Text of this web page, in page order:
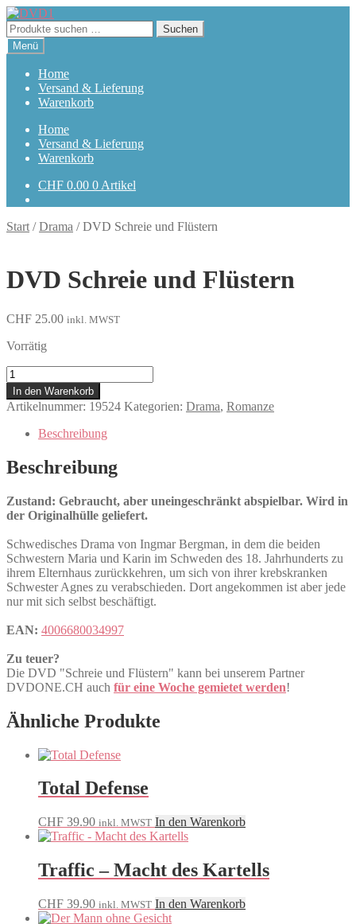
Zur
Navigation
springen
Zum
Inhalt
springen
Suchen
nach:
Suchen
Menü
Home
Versand & Lieferung
Warenkorb
Home
Versand & Lieferung
Warenkorb
CHF 0.00 0 Artikel
Start /Drama /DVD Schreie und Flüstern
DVD Schreie und Flüstern
CHF 25.00 inkl. MWST
Vorrätig
Schreie
und
Flüstern
Menge
In den Warenkorb
Artikelnummer: 19524 Kategorien: Drama, Romanze
Beschreibung
Beschreibung
Zustand: Gebraucht, aber uneingeschränkt abspielbar. Wird in
der Originalhülle geliefert.
Schwedisches Drama von Ingmar Bergman, in dem die beiden
Schwestern Maria und Karin im Schweden des 18. Jahrhunderts zu
ihrem Elternhaus zurückkehren, um sich von ihrer krebskranken
Schwester Agnes zu verabschieden. Dort angekommen ist aber jede
nur mit sich selbst beschäftigt.
EAN: 4006680034997
Zu teuer?
Die DVD "Schreie und Flüstern" kann bei unserem Partner
DVDONE.CH auch für eine Woche gemietet werden!
Ähnliche Produkte
Total Defense
CHF 39.90 inkl. MWST In den Warenkorb
Traffic – Macht des Kartells
CHF 39.90 inkl. MWST In den Warenkorb